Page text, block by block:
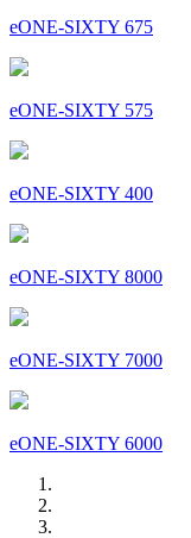
eONE-SIXTY 675
eONE-SIXTY 575
eONE-SIXTY 400
eONE-SIXTY 8000
eONE-SIXTY 7000
eONE-SIXTY 6000